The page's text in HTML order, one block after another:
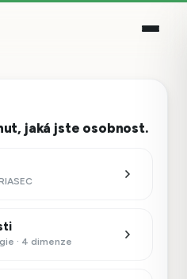
jaká jste osobnost.
· 4 dimenze